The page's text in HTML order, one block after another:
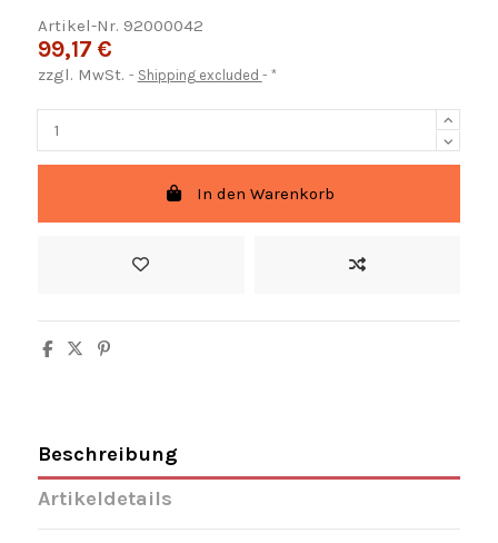
Artikel-Nr. 92000042
99,17 €
zzgl. MwSt. Shipping excluded *
In den Warenkorb
Beschreibung
Artikeldetails